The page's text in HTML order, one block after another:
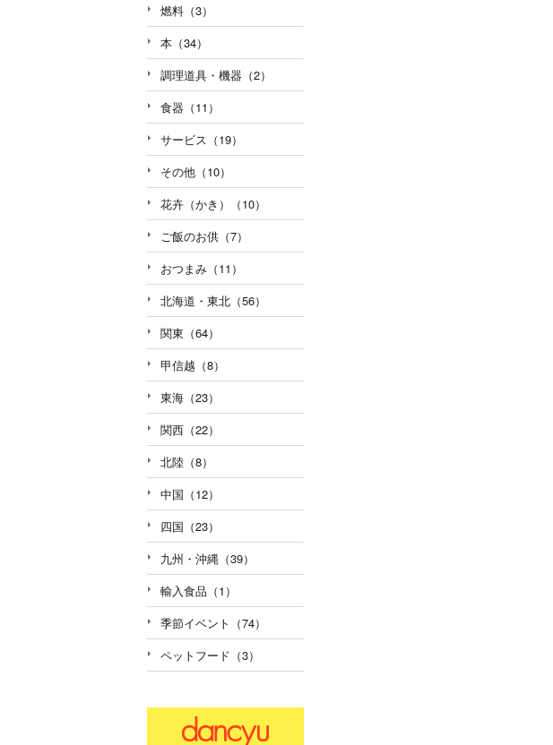
燃料（3）
本（34）
調理道具・機器（2）
食器（11）
サービス（19）
その他（10）
花卉（かき）（10）
ご飯のお供（7）
おつまみ（11）
北海道・東北（56）
関東（64）
甲信越（8）
東海（23）
関西（22）
北陸（8）
中国（12）
四国（23）
九州・沖縄（39）
輸入食品（1）
季節イベント（74）
ペットフード（3）